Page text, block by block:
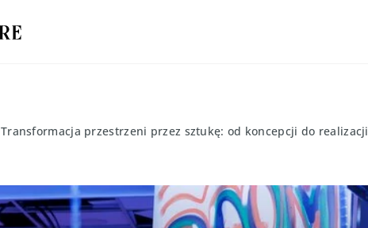
Transformacja przestrzeni przez sztukę: od koncepcji do realizacji